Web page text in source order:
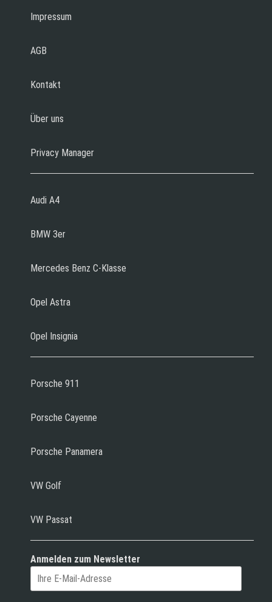
Impressum
AGB
Kontakt
Über uns
Privacy Manager
Audi A4
BMW 3er
Mercedes Benz C-Klasse
Opel Astra
Opel Insignia
Porsche 911
Porsche Cayenne
Porsche Panamera
VW Golf
VW Passat
Anmelden zum Newsletter